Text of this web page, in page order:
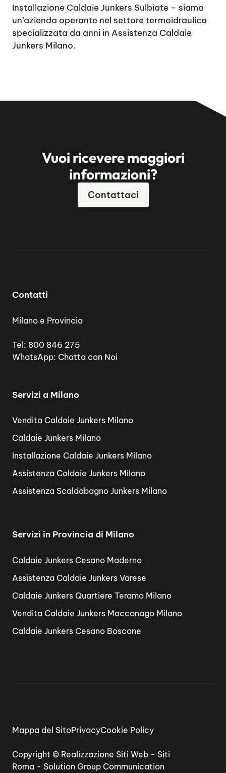
Installazione Caldaie Junkers Sulbiate – siamo
un’azienda operante nel settore termoidraulico
specializzata da anni in Assistenza Caldaie
Junkers Milano.
Vuoi ricevere maggiori
informazioni?
Contattaci
Contatti
Milano e Provincia
Tel: 800 846 275
WhatsApp: Chatta con Noi
Servizi a Milano
Vendita Caldaie Junkers Milano
Caldaie Junkers Milano
Installazione Caldaie Junkers Milano
Assistenza Caldaie Junkers Milano
Assistenza Scaldabagno Junkers Milano
Servizi in Provincia di Milano
Caldaie Junkers Cesano Maderno
Assistenza Caldaie Junkers Varese
Caldaie Junkers Quartiere Teramo Milano
Vendita Caldaie Junkers Macconago Milano
Caldaie Junkers Cesano Boscone
Copyright © Realizzazione Siti Web - Siti
Roma - Solution Group Communication
Mappa del SitoPrivacyCookie Policy